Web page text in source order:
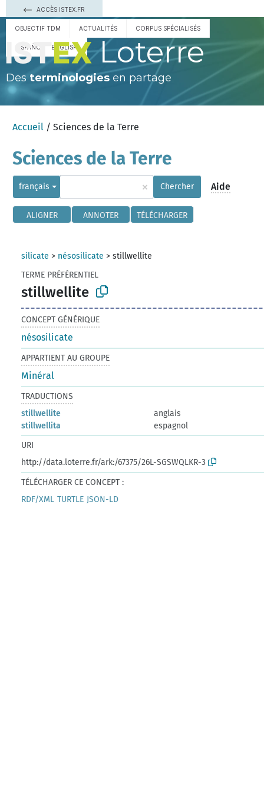
ACCÈS ISTEX.FR
OBJECTIF TDM ACTUALITÉS CORPUS SPÉCIALISÉS
ESPAÑOL ENGLISH Loterre
Des terminologies en partage
Accueil / Sciences de la Terre
Sciences de la Terre
français × Chercher Aide
ALIGNER ANNOTER TÉLÉCHARGER
silicate > nésosilicate >stillwellite
TERME PRÉFÉRENTIEL
stillwellite
CONCEPT GÉNÉRIQUE
nésosilicate
APPARTIENT AU GROUPE
Minéral
TRADUCTIONS
stillwellite
anglais
stillwellita
espagnol
URI
http://data.loterre.fr/ark:/67375/26L-SGSWQLKR-3
TÉLÉCHARGER CE CONCEPT :
RDF/XML TURTLE JSON-LD